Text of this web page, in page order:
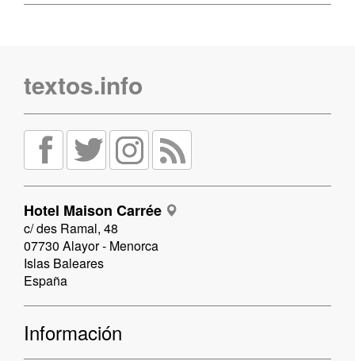
textos.info
Hotel Maison Carrée
c/ des Ramal, 48
07730 Alayor - Menorca
Islas Baleares
España
Información